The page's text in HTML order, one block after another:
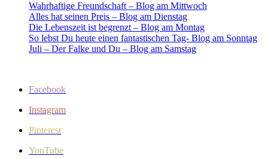
Wahrhaftige Freundschaft – Blog am Mittwoch
Alles hat seinen Preis – Blog am Dienstag
Die Lebenszeit ist begrenzt – Blog am Montag
So lebst Du heute einen fantastischen Tag- Blog am Sonntag
Juli – Der Falke und Du – Blog am Samstag
Facebook
Instagram
Pinterest
YouTube